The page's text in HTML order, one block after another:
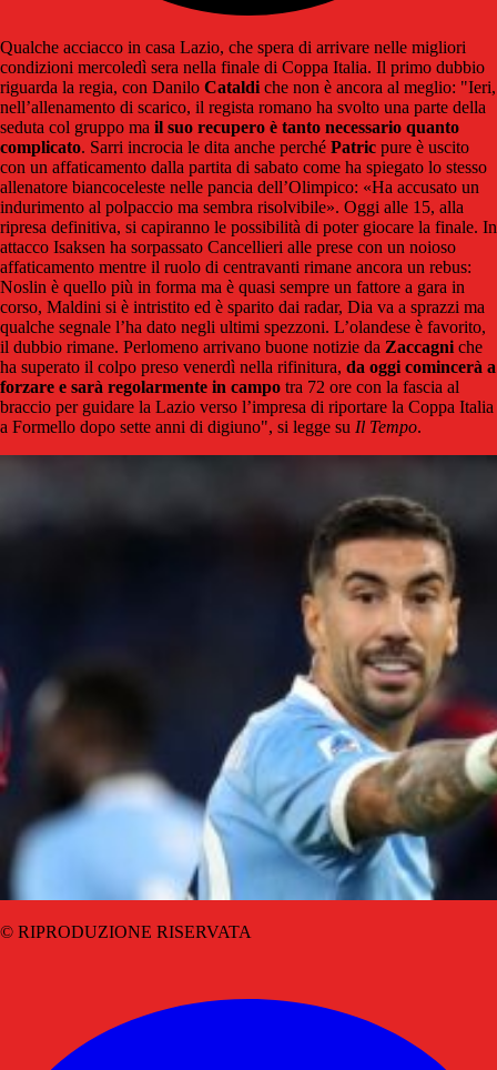
Qualche acciacco in casa Lazio, che spera di arrivare nelle migliori
condizioni mercoledì sera nella finale di Coppa Italia. Il primo dubbio
riguarda la regia, con Danilo Cataldi che non è ancora al meglio: "Ieri,
nell’allenamento di scarico, il regista romano ha svolto una parte della
seduta col gruppo ma il suo recupero è tanto necessario quanto
complicato. Sarri incrocia le dita anche perché Patric pure è uscito
con un affaticamento dalla partita di sabato come ha spiegato lo stesso
allenatore biancoceleste nelle pancia dell’Olimpico: «Ha accusato un
indurimento al polpaccio ma sembra risolvibile». Oggi alle 15, alla
ripresa definitiva, si capiranno le possibilità di poter giocare la finale. In
attacco Isaksen ha sorpassato Cancellieri alle prese con un noioso
affaticamento mentre il ruolo di centravanti rimane ancora un rebus:
Noslin è quello più in forma ma è quasi sempre un fattore a gara in
corso, Maldini si è intristito ed è sparito dai radar, Dia va a sprazzi ma
qualche segnale l’ha dato negli ultimi spezzoni. L’olandese è favorito,
il dubbio rimane. Perlomeno arrivano buone notizie da Zaccagni che
ha superato il colpo preso venerdì nella rifinitura, da oggi comincerà a
forzare e sarà regolarmente in campo tra 72 ore con la fascia al
braccio per guidare la Lazio verso l’impresa di riportare la Coppa Italia
a Formello dopo sette anni di digiuno", si legge su Il Tempo.
© RIPRODUZIONE RISERVATA